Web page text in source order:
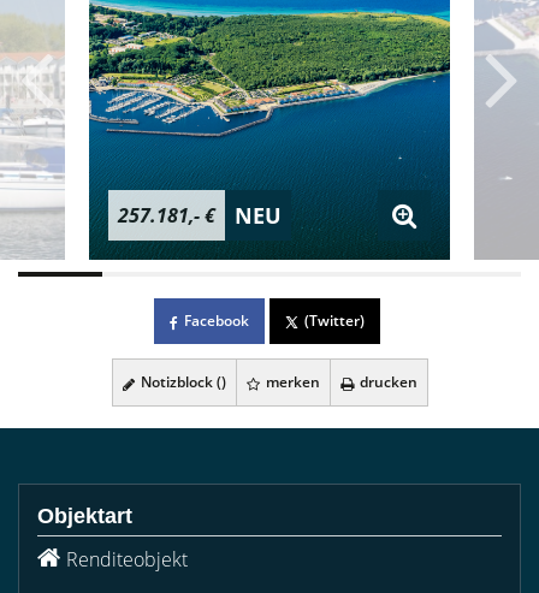
257.181,- € NEU
Facebook (Twitter)
Notizblock () merken drucken
Objektart
Renditeobjekt